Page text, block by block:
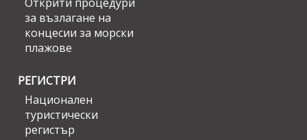
за възлагане на
концесии за морски
плажове
РЕГИСТРИ
Национален
туристически
регистър